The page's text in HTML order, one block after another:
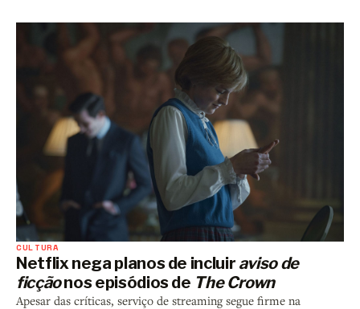
CULTURA
Netflix nega planos de incluir aviso de
ficçãonos episódios de The Crown
Apesar das críticas, serviço de streaming segue firme na